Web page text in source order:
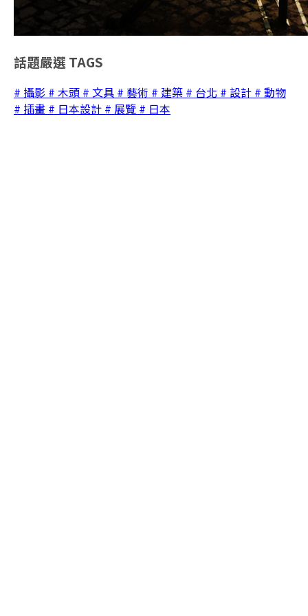
話題嚴選 TAGS
# 攝影 # 木頭 # 文具 # 藝術 # 建築 # 台北 # 設計 # 動物
# 插畫 # 日本設計 # 展覽 # 日本